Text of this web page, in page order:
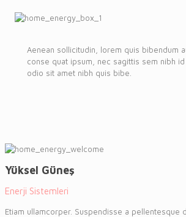
Aenean sollicitudin, lorem quis bibendum
conse quat ipsum, nec sagittis sem nibh
odio sit amet nibh quis bibe.
Yüksel Güneş
Enerji Sistemleri
Etiam ullamcorper. Suspendisse a pellentesque